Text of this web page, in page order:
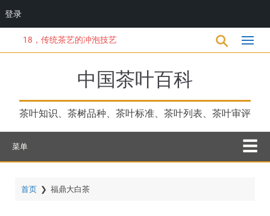
登录
到
18，传统茶艺的冲泡技艺
中国茶叶百科
茶叶知识、茶树品种、茶叶标准、茶叶列表、茶叶审评
菜单
首页 ❯ 福鼎大白茶